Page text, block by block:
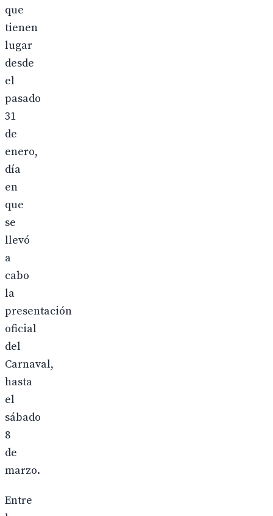
que
tienen
lugar
desde
el
pasado
31
de
enero,
día
en
que
se
llevó
a
cabo
la
presentación
oficial
del
Carnaval,
hasta
el
sábado
8
de
marzo.
Entre